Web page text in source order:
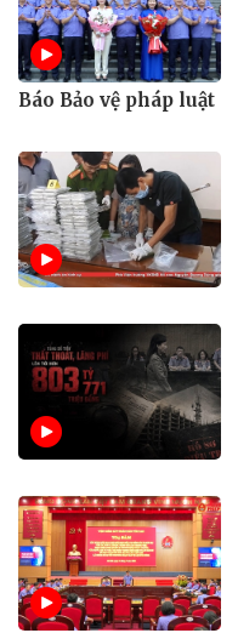
Báo Bảo vệ pháp luật